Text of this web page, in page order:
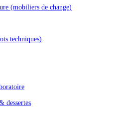
(mobiliers de change)
techniques)
dessertes